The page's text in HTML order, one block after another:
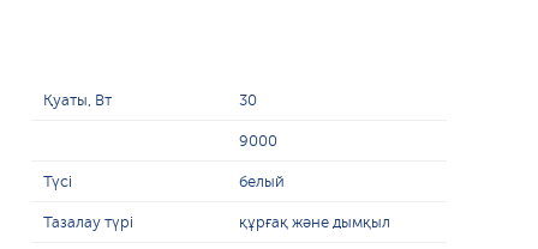
Қуаты, Вт 30
9000
Түсі белый
Тазалау түрі құрғақ және дымқыл